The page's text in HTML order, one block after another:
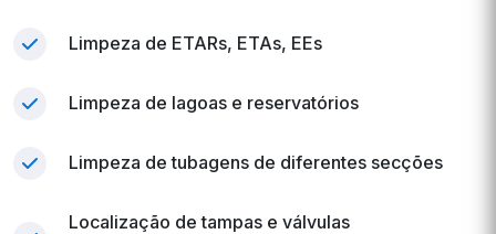
Limpeza de ETARs, ETAs, EEs
Limpeza de lagoas e reservatórios
Limpeza de tubagens de diferentes secções
Localização de tampas e válvulas